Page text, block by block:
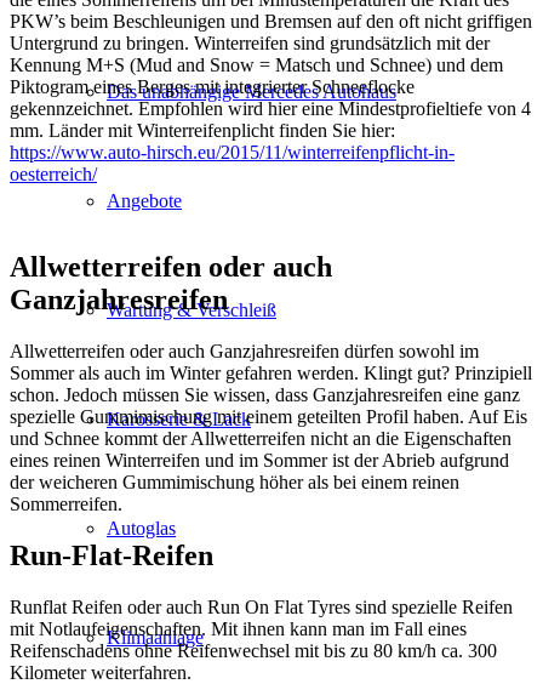
Das unabhängige Mercedes Autohaus
Angebote
Wartung & Verschleiß
Karosserie & Lack
Autoglas
Klimaanlage
PKW’s beim Beschleunigen und Bremsen auf den oft nicht griffigen
Untergrund zu bringen. Winterreifen sind grundsätzlich mit der
Kennung M+S (Mud and Snow = Matsch und Schnee) und dem
Piktogram eines Berges mit integrierter Schneeflocke
gekennzeichnet. Empfohlen wird hier eine Mindestprofieltiefe von 4
mm. Länder mit Winterreifenplicht finden Sie hier:
https://www.auto-hirsch.eu/2015/11/winterreifenpflicht-in-
oesterreich/
Allwetterreifen oder auch
Ganzjahresreifen
Allwetterreifen oder auch Ganzjahresreifen dürfen sowohl im
Sommer als auch im Winter gefahren werden. Klingt gut? Prinzipiell
schon. Jedoch müssen Sie wissen, dass Ganzjahresreifen eine ganz
spezielle Gummimischung mit einem geteilten Profil haben. Auf Eis
und Schnee kommt der Allwetterreifen nicht an die Eigenschaften
eines reinen Winterreifen und im Sommer ist der Abrieb aufgrund
der weicheren Gummimischung höher als bei einem reinen
Sommerreifen.
Run-Flat-Reifen
Runflat Reifen oder auch Run On Flat Tyres sind spezielle Reifen
mit Notlaufeigenschaften. Mit ihnen kann man im Fall eines
Reifenschadens ohne Reifenwechsel mit bis zu 80 km/h ca. 300
Kilometer weiterfahren.